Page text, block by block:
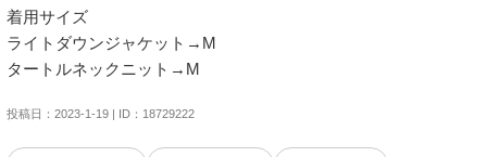
着用サイズ
ライトダウンジャケット→M
タートルネックニット→M
投稿日：2023-1-19 | ID：18729222